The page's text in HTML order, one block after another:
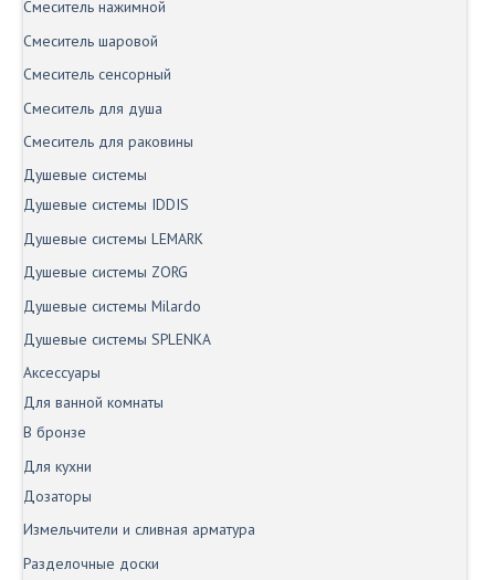
Смеситель нажимной
Смеситель шаровой
Смеситель сенсорный
Смеситель для душа
Смеситель для раковины
Душевые системы
Душевые системы IDDIS
Душевые системы LEMARK
Душевые системы ZORG
Душевые системы Milardo
Душевые системы SPLENKA
Аксессуары
Для ванной комнаты
В бронзе
Для кухни
Дозаторы
Измельчители и сливная арматура
Разделочные доски